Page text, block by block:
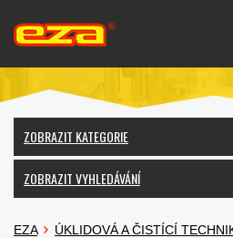
ZOBRAZIT KATEGORIE
ZOBRAZIT VYHLEDÁVÁNÍ
EZA ÚKLIDOVÁ A ČISTÍCÍ